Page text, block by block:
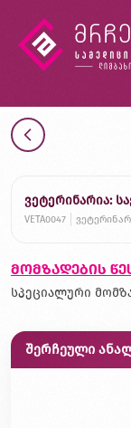
ვეტერინარია:
VETA0047
მომზადების
სპეციალური
შერჩეული